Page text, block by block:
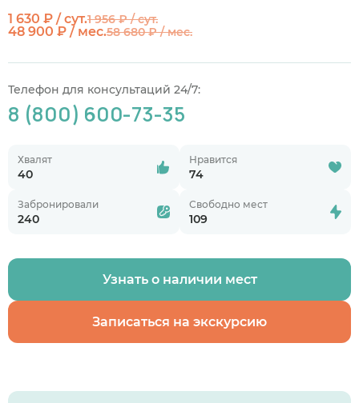
1 630 ₽ / сут.1 956 ₽ / сут.
48 900 ₽ / мес.58 680 ₽ / мес.
Телефон для консультаций 24/7:
8 (800) 600-73-35
Хвалят
40
Нравится
74
Забронировали
240
Свободно мест
109
Узнать о наличии мест
Записаться на экскурсию